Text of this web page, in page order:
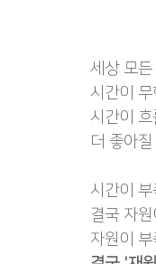
세상 모
시간이
시간이
더 좋아
시간이
결국 자
자원이